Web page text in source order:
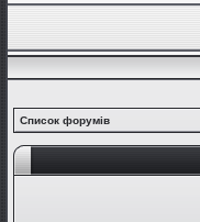
Список форумів